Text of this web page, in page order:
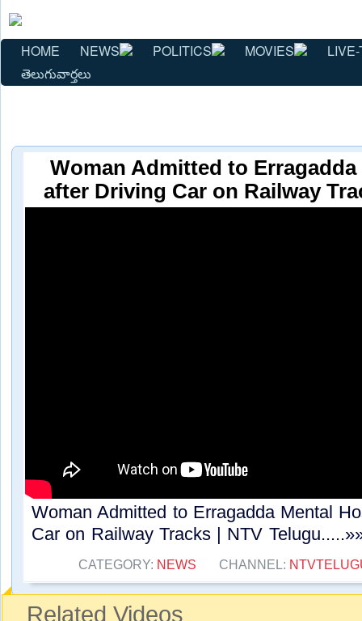
HOME NEWS POLITICS MOVIES
తెలుగువార్తలు
Woman Admitted to
after Driving Car on Railway
Woman Admitted to Erragadda Mental
Car on Railway Tracks | NTV
CATEGORY: NEWS CHANNEL:
Related Videos